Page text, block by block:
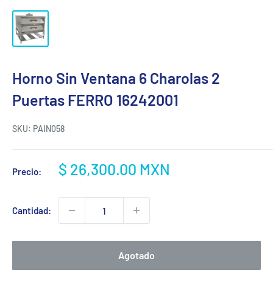
Horno Sin Ventana 6 Charolas 2
Puertas FERRO 16242001
SKU: PAIN058
Precio:
Precio
venta
$ 26,300.00 MXN
Cantidad:
Agotado